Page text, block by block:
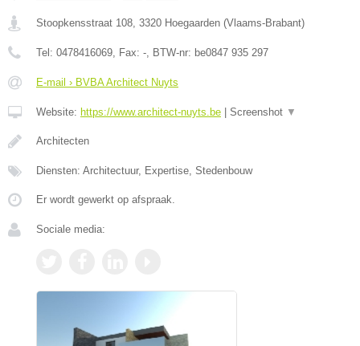
Stoopkensstraat 108, 3320 Hoegaarden (Vlaams-Brabant)
Tel: 0478416069, Fax: -, BTW-nr: be0847 935 297
E-mail › BVBA Architect Nuyts
Website: https://www.architect-nuyts.be Screenshot ▼
Architecten
Diensten: Architectuur, Expertise, Stedenbouw
Er wordt gewerkt op afspraak.
Sociale media: